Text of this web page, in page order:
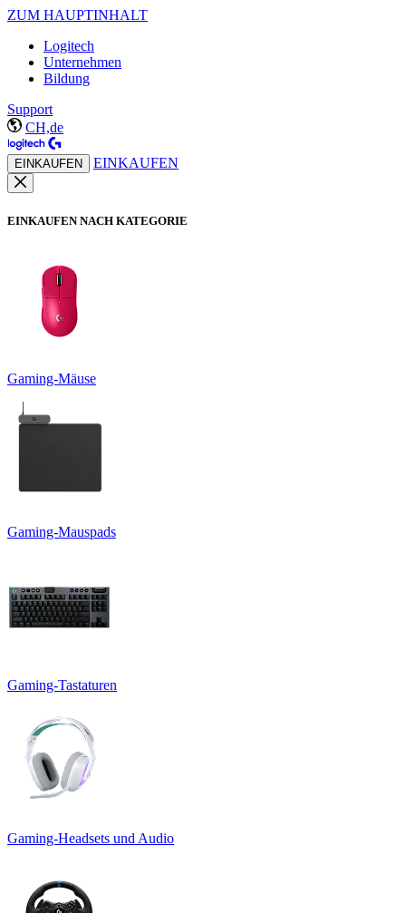
ZUM HAUPTINHALT
Logitech
Unternehmen
Bildung
Support
CH,de
EINKAUFEN EINKAUFEN
EINKAUFEN NACH KATEGORIE
Gaming-Mäuse
Gaming-Mauspads
Gaming-Tastaturen
Gaming-Headsets und Audio